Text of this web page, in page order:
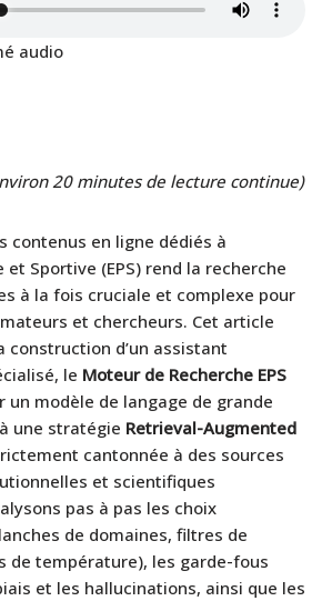
audio
20 minutes de lecture continue)
contenus en ligne dédiés à
et Sportive (EPS) rend la recherche
à la fois cruciale et complexe pour
et chercheurs. Cet article
construction d’un assistant
le Moteur de Recherche EPS
un modèle de langage de grande
une stratégie Retrieval-Augmented
cantonnée à des sources
et scientifiques
pas à pas les choix
de domaines, filtres de
de température), les garde-fous
et les hallucinations, ainsi que les